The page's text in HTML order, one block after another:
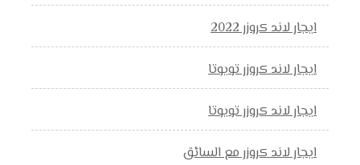
ايجار لاند كروزر 2022
ايجار لاند كروزر تويوتا
ايجار لاند كروزر تويوتا
ايجار لاند كروزر مع السائق